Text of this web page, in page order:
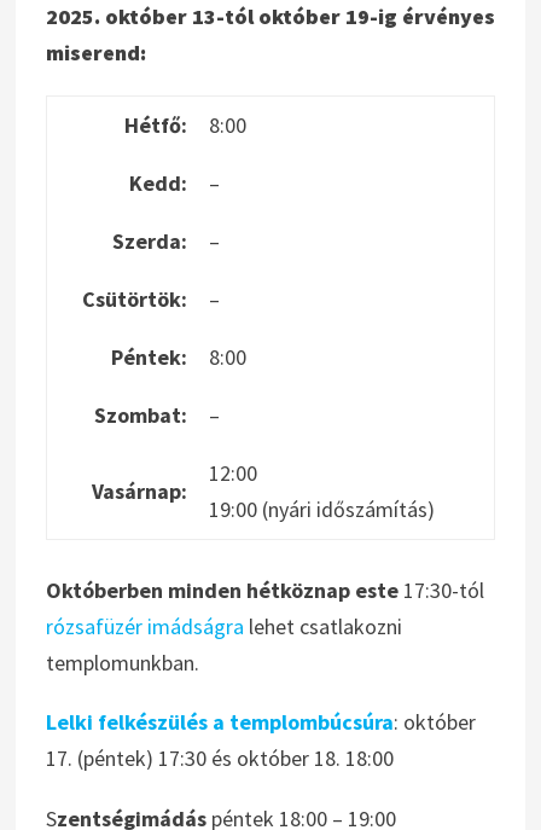
2025. október 13-tól október 19-ig érvényes
miserend:
Hétfő: 8:00
Kedd: –
Szerda: –
Csütörtök: –
Péntek: 8:00
Szombat: –
Vasárnap:
12:00
19:00 (nyári időszámítás)
Októberben minden hétköznap este17:30-tól
rózsafüzér imádságra lehet csatlakozni
templomunkban.
Lelki felkészülés a templombúcsúra: október
17. (péntek) 17:30 és október 18. 18:00
Szentségimádás péntek 18:00 – 19:00